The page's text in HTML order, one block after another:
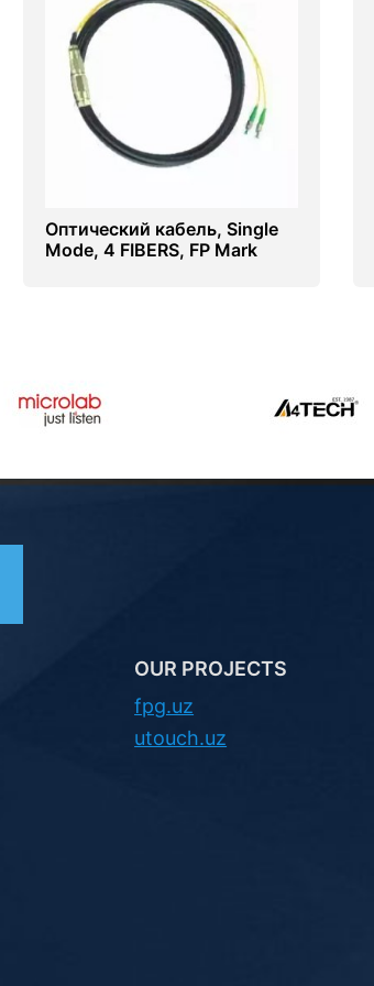
Оптический кабель, Single
Mode, 4 FIBERS, FP Mark
OUR PROJECTS
fpg.uz
utouch.uz